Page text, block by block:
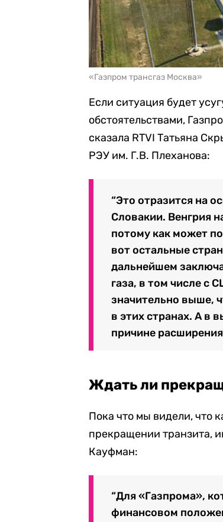
«Газпром трансгаз Москва»
Если ситуация будет
обстоятельствами,
сказала RTVI Татьяна
РЭУ им. Г.В. Плеханова:
“Это отразится на
Словакии. Венгрия
потому как может
вот остальные
дальнейшем
газа, в том числе с
значительно выше,
в этих странах. А в
причине
Ждать ли
Пока что мы видели, что
прекращении транзита,
Кауфман:
“Для «Газпрома»,
финансовом